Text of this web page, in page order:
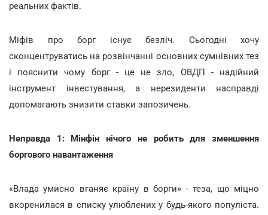
реальних фактів.
Міфів про борг існує безліч. Сьогодні хочу
сконцентруватись на розвінчанні основних сумнівних тез
і пояснити чому борг - це не зло, ОВДП - надійний
інструмент інвестування, а нерезиденти насправді
допомагають знизити ставки запозичень.
Неправда 1: Мінфін нічого не робить для зменшення
боргового навантаження
«Влада умисно вганяє країну в борги» - теза, що міцно
вкоренилася в списку улюблених у будь-якого популіста.